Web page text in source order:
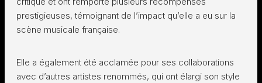
prestigieuses, témoignant de l’impact qu’elle a eu sur la
scène musicale française.
Elle a également été acclamée pour ses collaborations
avec d’autres artistes renommés, qui ont élargi son style